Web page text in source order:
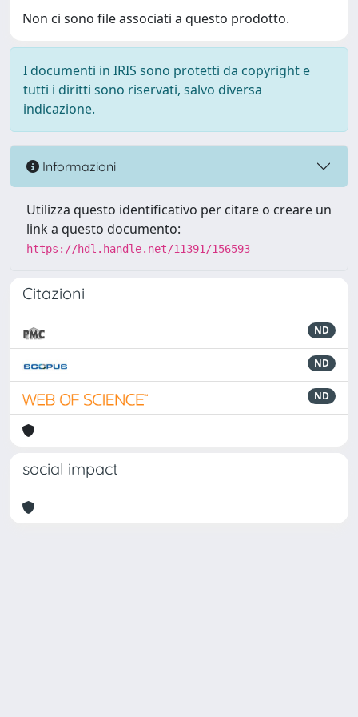
Non ci sono file associati a questo prodotto.
I documenti in IRIS sono protetti da copyright e
tutti i diritti sono riservati, salvo diversa
indicazione.
Informazioni
Utilizza questo identificativo per citare o creare un
link a questo documento:
https://hdl.handle.net/11391/156593
Citazioni
ND
ND
ND
social impact